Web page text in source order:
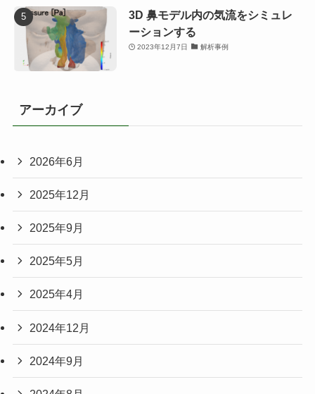
3D 鼻モデル内の気流をシミュレ
ーションする
2023年12月7日 解析事例
アーカイブ
2026年6月
2025年12月
2025年9月
2025年5月
2025年4月
2024年12月
2024年9月